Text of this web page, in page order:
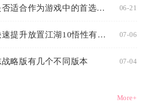
卡莎是否适合作为游戏中的首选英雄 06-21
想要快速提升放置江湖10悟性有什么建议 07-06
略版有几个不同版本 07-04
More+